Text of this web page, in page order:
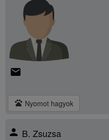
email
pets Nyomot hagyok
person B. Zsuzsa